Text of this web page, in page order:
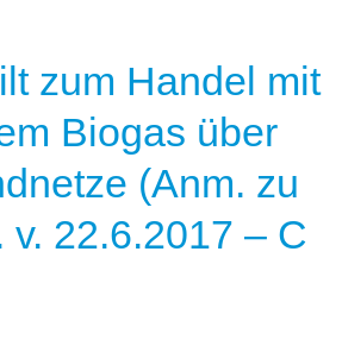
zum Handel mit
Biogas über
(Anm. zu
v. 22.6.2017 – C